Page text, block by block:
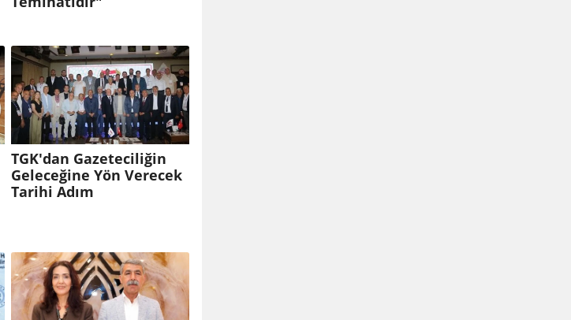
TGK'dan Gazeteciliğin
Geleceğine Yön Verecek
Tarihi Adım